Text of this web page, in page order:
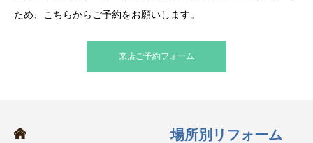
ため、こちらからご予約をお願いします。
来店ご予約フォーム
場所別リフォーム